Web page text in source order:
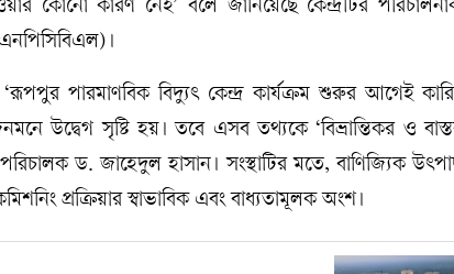
কোনো কারণ নেই’ বলে জানিয়েছে কেন্দ্রটির
পারমাণবিক বিদ্যুৎ কেন্দ্র কার্যক্রম শুরুর আগেই
উদ্বেগ সৃষ্টি হয়। তবে এসব তথ্যকে ‘বিভ্রান্তিকর ও
ড. জাহেদুল হাসান। সংস্থাটির মতে, বাণিজ্যিক
প্রক্রিয়ার স্বাভাবিক এবং বাধ্যতামূলক অংশ।